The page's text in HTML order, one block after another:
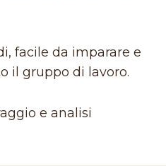
facile da imparare e
il gruppo di lavoro.